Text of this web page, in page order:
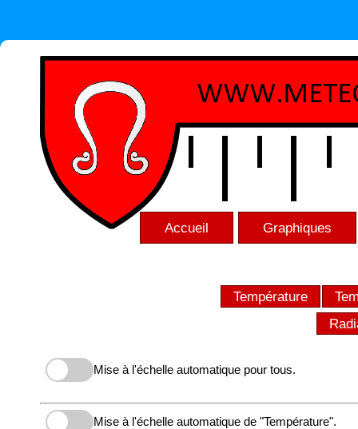
Accueil Graphiques
Température
Mise à l'échelle automatique pour tous.
Mise à l'échelle automatique de "Température".